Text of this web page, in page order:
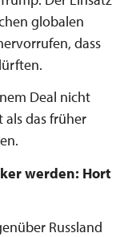
globalen
dass
Deal nicht
das früher
werden: Hort
Russland